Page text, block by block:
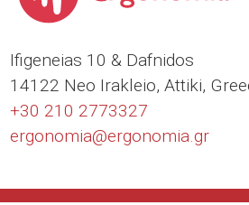
Ιfigeneias 10 & Dafnidos
14122 Neo Irakleio, Attiki,
+30 210 2773327
ergonomia@ergonomia.gr